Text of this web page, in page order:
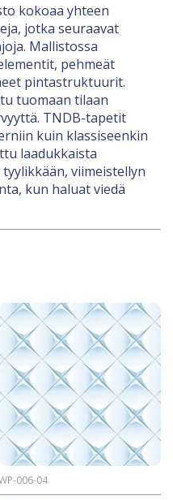
kokoaa yhteen
jotka seuraavat
Mallistossa
pehmeät
pintastruktuurit.
tuomaan tilaan
TNDB-tapetit
kuin klassiseenkin
laadukkaista
viimeistellyn
kun haluat viedä
006-04